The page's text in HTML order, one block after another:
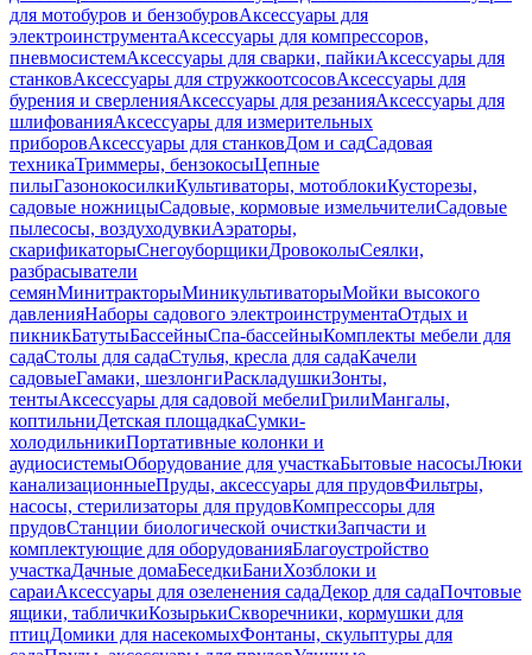
для мотобуров и бензобуровАксессуары для
электроинструментаАксессуары для компрессоров,
пневмосистемАксессуары для сварки, пайкиАксессуары для
станковАксессуары для стружкоотсосовАксессуары для
бурения и сверленияАксессуары для резанияАксессуары для
шлифованияАксессуары для измерительных
приборовАксессуары для станковДом и садСадовая
техникаТриммеры, бензокосыЦепные
пилыГазонокосилкиКультиваторы, мотоблокиКусторезы,
садовые ножницыСадовые, кормовые измельчителиСадовые
пылесосы, воздуходувкиАэраторы,
скарификаторыСнегоуборщикиДровоколыСеялки,
разбрасыватели
семянМинитракторыМиникультиваторыМойки высокого
давленияНаборы садового электроинструментаОтдых и
пикникБатутыБассейныСпа-бассейныКомплекты мебели для
садаСтолы для садаСтулья, кресла для садаКачели
садовыеГамаки, шезлонгиРаскладушкиЗонты,
тентыАксессуары для садовой мебелиГрилиМангалы,
коптильниДетская площадкаСумки-
холодильникиПортативные колонки и
аудиосистемыОборудование для участкаБытовые насосыЛюки
канализационныеПруды, аксессуары для прудовФильтры,
насосы, стерилизаторы для прудовКомпрессоры для
прудовСтанции биологической очисткиЗапчасти и
комплектующие для оборудованияБлагоустройство
участкаДачные домаБеседкиБаниХозблоки и
сараиАксессуары для озеленения садаДекор для садаПочтовые
ящики, табличкиКозырькиСкворечники, кормушки для
птицДомики для насекомыхФонтаны, скульптуры для